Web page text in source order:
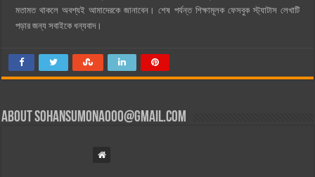
মতামত থাকলে অবশ্যই আমাদেরকে জানাবেন। শেষ পর্যন্ত শিক্ষামূলক ফেসবুক স্ট্যাটাস লেখাটি
পড়ার জন্য সবাইকে ধন্যবাদ।
Aboutsohansumona000@gmail.com